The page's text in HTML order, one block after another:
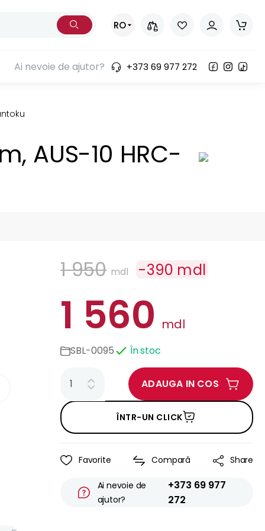
RO
Ai nevoie de ajutor? +373 69 977 272
7.2"/182 mm, AUS-10 HRC-58
AUS-10 HRC-
1 950 mdl -390 mdl
1 560 mdl
SBL-0095 În stoc
ADAUGA IN COS
ÎNTR-UN CLICK
Favorite Compară Share
Ai nevoie de
ajutor?
+373 69 977
272